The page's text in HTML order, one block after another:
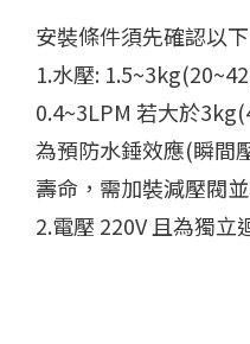
安裝條件須先確認以下
1.水壓:
0.4~3LPM 若大於
為預防水錘效應(瞬間
壽命，需加裝減壓閥
2.電壓 220V 且為獨立